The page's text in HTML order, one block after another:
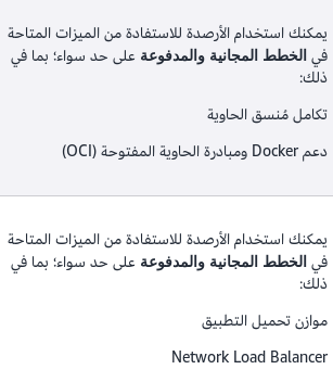
يمكنك استخدام الأرصدة للاستفادة من الميزات المتاحة
في الخطط المجانية والمدفوعة على حد سواء؛ بما في
ذلك:
تكامل مُنسق الحاوية
دعم Docker ومبادرة الحاوية المفتوحة (OCI)
يمكنك استخدام الأرصدة للاستفادة من الميزات المتاحة
في الخطط المجانية والمدفوعة على حد سواء؛ بما في
ذلك:
موازن تحميل التطبيق
Network Load Balancer